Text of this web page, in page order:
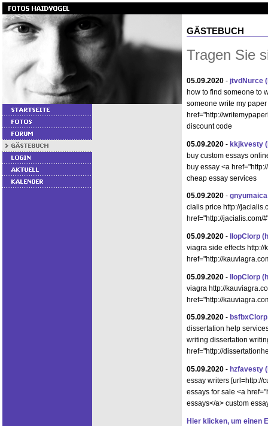
GÄSTEBUCH
Tragen Sie
05.09.2020 - jtvdNurce
how to find someone to
someone write my
href="http://
discount code
05.09.2020 - kkjkvesty
buy custom essays
buy essay <a
cheap essay services
05.09.2020 - gnyumaica
cialis price http://
href="http://jacialis.com/
05.09.2020 - llopClorp
viagra side effects
href="http://
05.09.2020 - llopClorp
viagra http://
href="http://
05.09.2020 - bsfbxClorp
dissertation help
writing dissertation
href="http://
05.09.2020 - hzfavesty
essay writers [url=http://
essays for sale <a
essays</a> custom
Hier klicken, um einen